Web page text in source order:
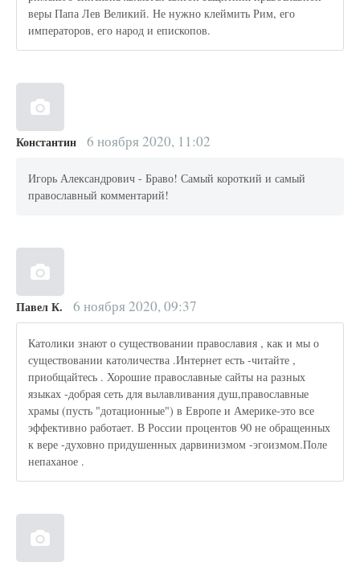
веры Папа Лев Великий. Не нужно клеймить Рим, его
императоров, его народ и епископов.
Константин 6 ноября 2020, 11:02
Игорь Александрович - Браво! Самый короткий и самый
православный комментарий!
Павел К. 6 ноября 2020, 09:37
Католики знают о существовании православия , как и мы о
существовании католичества .Интернет есть -читайте ,
приобщайтесь . Хорошие православные сайты на разных
языках -добрая сеть для вылавливания душ,православные
храмы (пусть "дотационные") в Европе и Америке-это все
эффективно работает. В России процентов 90 не обращенных
к вере -духовно придушенных дарвинизмом -эгоизмом.Поле
непаханое .